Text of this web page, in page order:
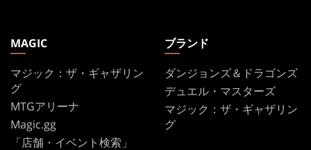
MAGIC
マジック：ザ・ギャザリン
グ
MTGアリーナ
Magic.gg
「店舗・イベント検索」
ブランド
ダンジョンズ＆ドラゴンズ
デュエル・マスターズ
マジック：ザ・ギャザリン
グ